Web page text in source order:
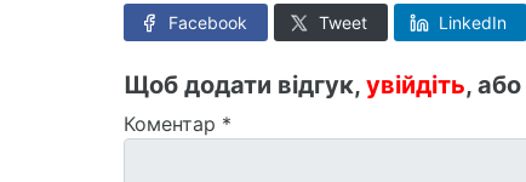
Facebook Tweet LinkedIn
Щоб додати відгук, увійдіть, або
Коментар *